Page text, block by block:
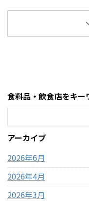
種類、価格、魅力、どん
におすすめなのかを、表や
大容量なのに価格が安く、
になっている人も多い人
2,200円前後・内容量は
大容量・ピスタチオ×サ
「ドバイチョコ」がコス
く買える・甘さ＋ナッツ＋
ドバイ ...
食料品・飲食店をキー
アーカイブ
2026年6月
2026年4月
2026年3月